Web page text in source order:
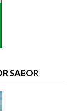
SABOR